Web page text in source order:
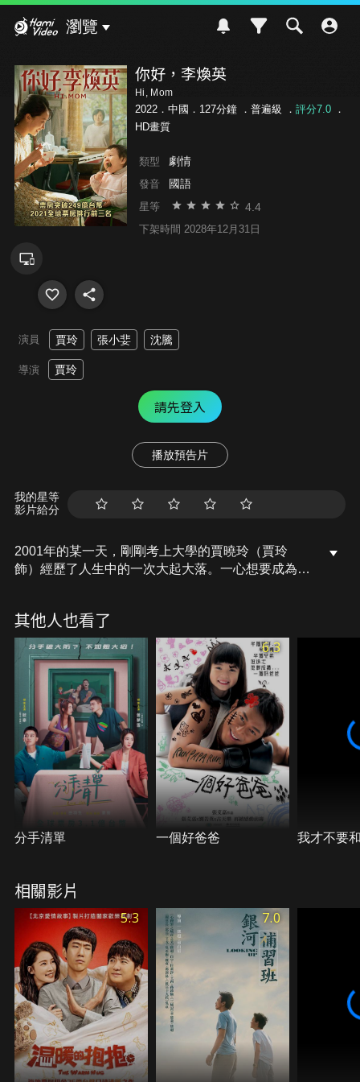
瀏覽
你好，李煥英
Hi, Mom
2022．中國．127分鐘 ． 普遍級 ． 評分7.0．
HD畫質
類型 劇情
發音 國語
星等 4.4
下架時間 2028年12月31日
演員 賈玲 張小婓 沈騰
導演 賈玲
請先登入
播放預告片
我的星等
影片給分
2001年的某一天，剛剛考上大學的賈曉玲（賈玲
飾）經歷了人生中的一次大起大落。一心想要成為母
並與年輕的母親李煥英（張小斐 飾）相遇，二人形影
不離，宛如閨蜜。與此同時，也結識了一群天真善良
的好朋友。曉玲以為來到了這片「廣闊天地」，她可
以憑借自己超前的思維，讓母親「大有作為」，但結
果卻讓曉玲感到意外……。
其他人也看了
分手清單
6.3
一個好爸爸 我才不要
相關影片
5.3 7.0